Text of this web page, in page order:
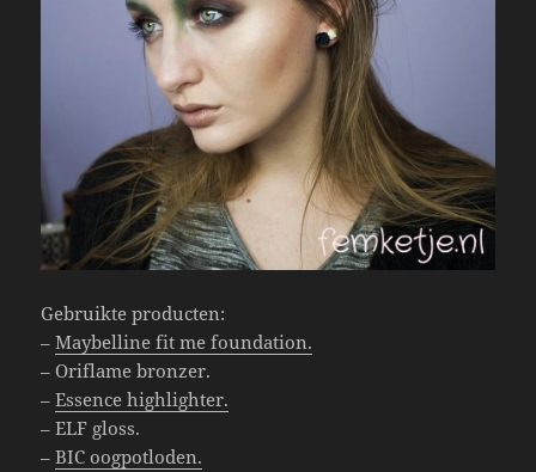
Gebruikte producten:
–Maybelline fit me foundation.
– Oriflame bronzer.
–Essence highlighter.
– ELF gloss.
–BIC oogpotloden.